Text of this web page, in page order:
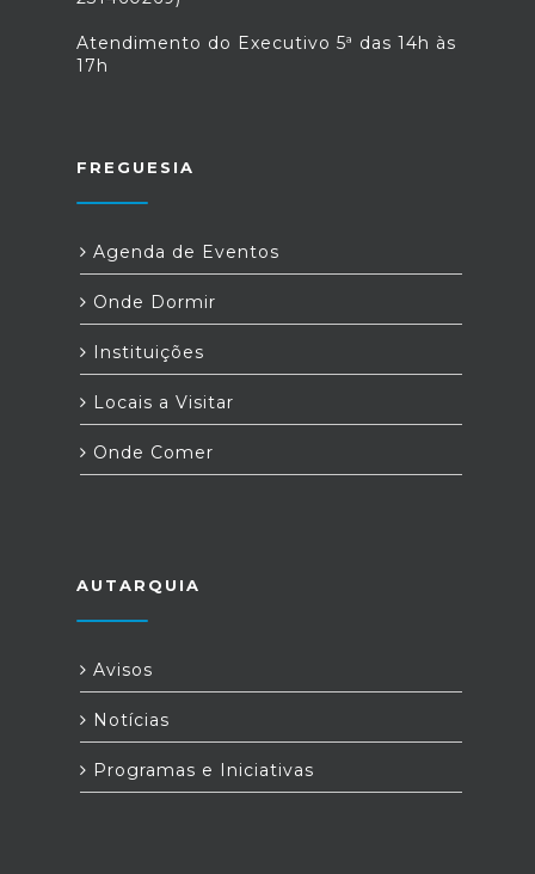
Atendimento do Executivo 5ª das 14h às
17h
FREGUESIA
Agenda de Eventos
Onde Dormir
Instituições
Locais a Visitar
Onde Comer
AUTARQUIA
Avisos
Notícias
Programas e Iniciativas